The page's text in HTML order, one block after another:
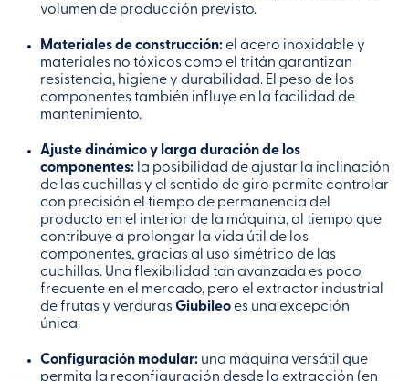
volumen de producción previsto.
Materiales de construcción:el acero inoxidable y
materiales no tóxicos como el tritán garantizan
resistencia, higiene y durabilidad. El peso de los
componentes también influye en la facilidad de
mantenimiento.
Ajuste dinámico y larga duración de los
componentes: la posibilidad de ajustar la inclinación
de las cuchillas y el sentido de giro permite controlar
con precisión el tiempo de permanencia del
producto en el interior de la máquina, al tiempo que
contribuye a prolongar la vida útil de los
componentes, gracias al uso simétrico de las
cuchillas. Una flexibilidad tan avanzada es poco
frecuente en el mercado, pero el extractor industrial
de frutas y verdurasGiubileoes una excepción
única.
Configuración modular: una máquina versátil que
permita la reconfiguración desde la extracción (en